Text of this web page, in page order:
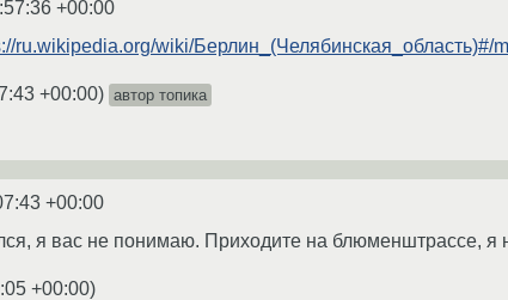
+00:00
ru.wikipedia.org/wiki/Берлин_(Челябинская_область)#/
+00:00) автор топика
+00:00
я вас не понимаю. Приходите на блюменштрассе, я
+00:00)